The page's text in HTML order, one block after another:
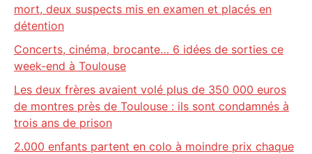
mort, deux suspects mis en examen et placés en
détention
Concerts, cinéma, brocante… 6 idées de sorties ce
week-end à Toulouse
Les deux frères avaient volé plus de 350 000 euros
de montres près de Toulouse : ils sont condamnés à
trois ans de prison
2.000 enfants partent en colo à moindre prix chaque